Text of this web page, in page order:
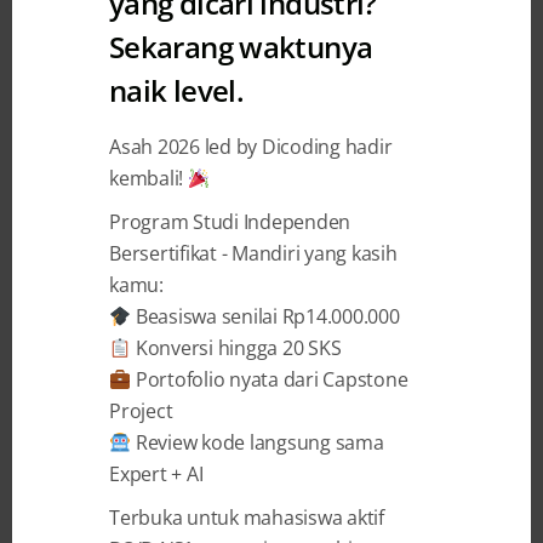
BAGIKAN
Cerita Achmad Fandi Santoso, Mahasiswa
Institut Agama Islam Negeri Kudus yang
Bertumbuh dan Belajar
Coding Camp powered by DBS Foundation
“Kita tidak bisa melakukan
problem solvingdengan tingkat
pemikiran yang sama seperti saat
masalah tersebut tercipta.”
Sekarang waktunya
naik level.
Asah 2026 led by Dicoding hadir
kembali!
Program Studi Independen
Bersertifikat - Mandiri yang kasih
kamu:
Beasiswa senilai Rp14.000.000
Konversi hingga 20 SKS
Portofolio nyata dari Capstone
Project
Review kode langsung sama
Expert + AI
Terbuka untuk mahasiswa aktif